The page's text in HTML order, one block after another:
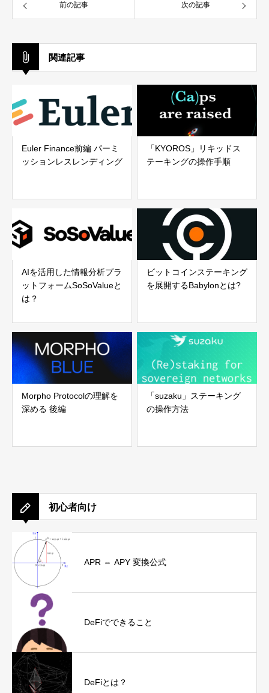
前の記事 次の記事
関連記事
Euler Finance前編 パーミ
ッションレスレンディング
「KYOROS」リキッドス
テーキングの操作手順
AIを活用した情報分析プラ
ットフォームSoSoValueと
は？
ビットコインステーキング
を展開するBabylonとは?
Morpho Protocolの理解を
深める 後編
「suzaku」ステーキング
の操作方法
初心者向け
APR ⇔ APY 変換公式
DeFiでできること
DeFiとは？